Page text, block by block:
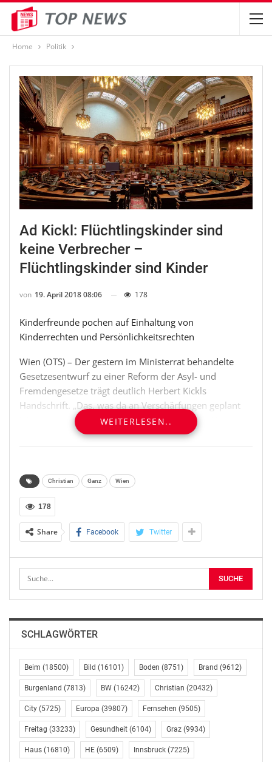
Home Politik
Ad Kickl: Flüchtlingskinder sind
keine Verbrecher –
Flüchtlingskinder sind Kinder
von 19. April 2018 08:06 178
Kinderfreunde pochen auf Einhaltung von
Kinderrechten und Persönlichkeitsrechten
Wien (OTS) – Der gestern im Ministerrat behandelte
Gesetzesentwurf zu einer Reform der Asyl- und
Fremdengesetze trägt deutlich Herbert Kickls
Handschrift. „Das, was da an Verschärfungen geplant
ist, zeugt von steinharter Hand und eiskaltem Herz.
Nicht, dass ich von Herbert Kickl einen großen
humanistischen Wurf erwartet hätte, aber als
Flüchtlingskonvention und die Europäische
einzuhalten, statt sein rassistisches Weltbild in Gesetze
zu gießen“, so Christian Oxonitsch, Bundesvorsitzender
der Kinderfreunde in einer ersten Reaktion.
„Scheinbar ist das einzige Ziel der Reform,
AsylwerberInnen das Leben in unserem Land so schwer
an die Wand gedrückt“, so Oxonitsch. „Wir arbeiten als
Kinderfreunde seit vielen Jahren mit Flüchtlingsfamilien
abschätzen, was das für die Betroffenen heißt, wenn
die ohnehin schon extrem komplizierte und restriktive
Gesetzeslage nun noch einmal härter wird.“
„Flüchtlinge sollen, wenn es nach FPÖVP geht,
behandelt werden wie Verbrecher: Geld und Handys
werden abgenommen, die ärztliche Schweigepflicht
WEITERLESEN..
Christian Ganz Wien
178
Share Facebook Twitter
SCHLAGWÖRTER
Beim (18500) Bild (16101) Boden (8751) Brand (9612)
Burgenland (7813) BW (16242) Christian (20432)
City (5725) Europa (39807) Fernsehen (9505)
Freitag (33233) Gesundheit (6104) Graz (9934)
Haus (16810) HE (6509) Innsbruck (7225)